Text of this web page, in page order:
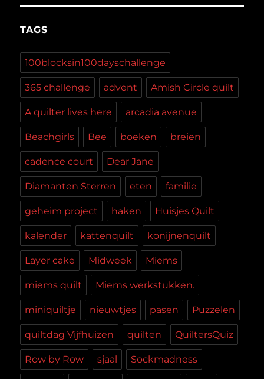
TAGS
100blocksin100dayschallenge
365 challenge advent Amish Circle quilt
A quilter lives here arcadia avenue
Beachgirls Bee boeken breien
cadence court Dear Jane
Diamanten Sterren eten familie
geheim project haken Huisjes Quilt
kalender kattenquilt konijnenquilt
Layer cake Midweek Miems
miems quilt Miems werkstukken.
miniquiltje nieuwtjes pasen Puzzelen
quiltdag Vijfhuizen quilten QuiltersQuiz
Row by Row sjaal Sockmadness